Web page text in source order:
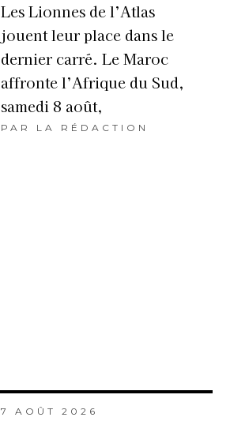
Les Lionnes de l’Atlas
jouent leur place dans le
dernier carré. Le Maroc
affronte l’Afrique du Sud,
samedi 8 août,
PAR LA RÉDACTION
7 AOÛT 2026